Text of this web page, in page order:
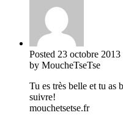
Posted 23 octobre 2013
by MoucheTseTse
Tu es très belle et tu as
suivre!
mouchetsetse.fr